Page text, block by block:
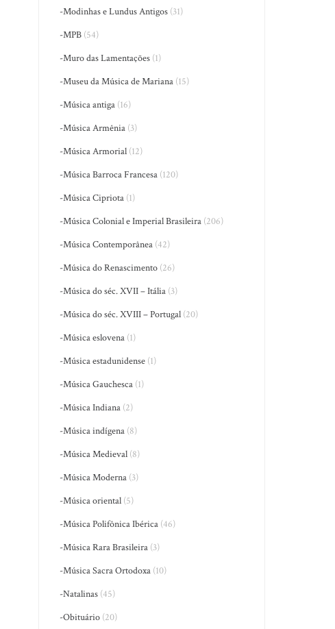
-Modinhas e Lundus Antigos (31)
-MPB (54)
-Muro das Lamentações (1)
-Museu da Música de Mariana (15)
-Música antiga (16)
-Música Armênia (3)
-Música Armorial (12)
-Música Barroca Francesa (120)
-Música Cipriota (1)
-Música Colonial e Imperial Brasileira (206)
-Música Contemporânea (42)
-Música do Renascimento (26)
-Música do séc. XVII – Itália (3)
-Música do séc. XVIII – Portugal (20)
-Música eslovena (1)
-Música estadunidense (1)
-Música Gauchesca (1)
-Música Indiana (2)
-Música indígena (8)
-Música Medieval (8)
-Música Moderna (3)
-Música oriental (5)
-Música Polifônica Ibérica (46)
-Música Rara Brasileira (3)
-Música Sacra Ortodoxa (10)
-Natalinas (45)
-Obituário (20)